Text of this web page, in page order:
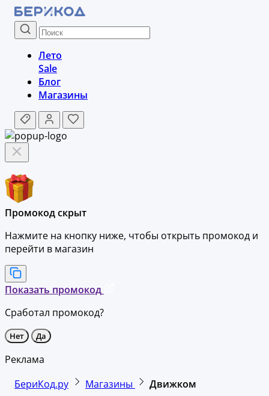
Лето
Sale
Блог
Магазины
Промокод скрыт
Нажмите на кнопку ниже, чтобы открыть промокод и
перейти в магазин
Показать промокод
Сработал промокод?
Нет Да
Реклама
БериКод.ру
Магазины Движком